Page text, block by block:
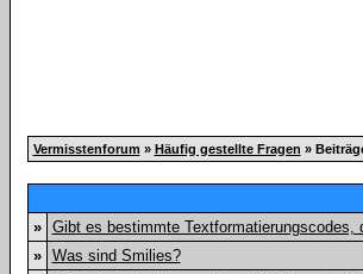
Vermisstenforum » Häufig gestellte Fragen »
»
Gibt es bestimmte Textformatierungscodes,
»
Was sind Smilies?